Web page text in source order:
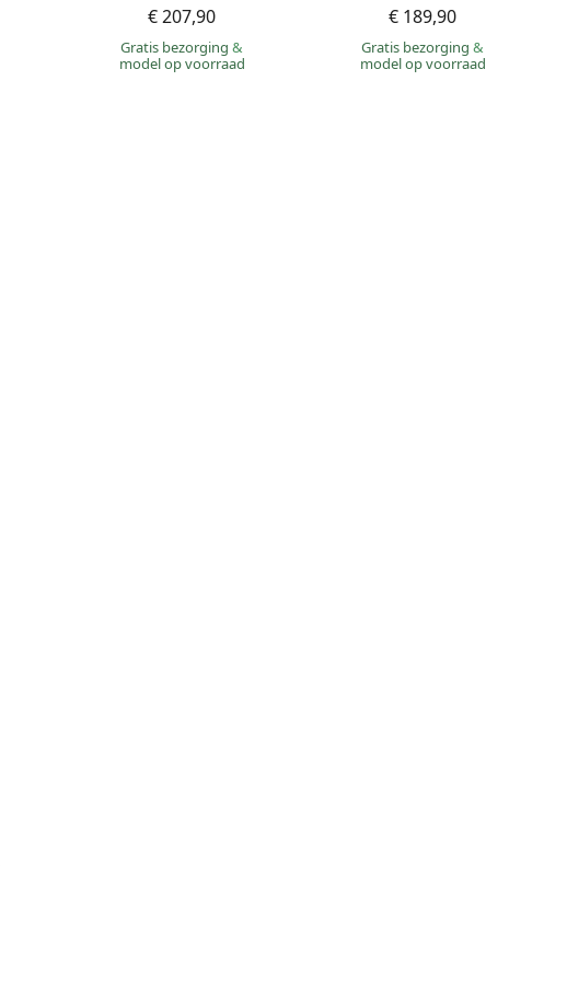
€ 207,90
Gratis bezorging&
model op voorraad
€ 189,90
Gratis bezorging&
model op voorraad